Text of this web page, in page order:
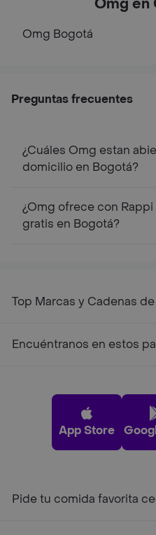
Omg en
Omg Bogotá
Preguntas frecuentes
¿Cuáles Omg estan
domicilio en Bogotá?
¿Omg ofrece con Rappi
gratis en Bogotá?
Top Marcas y Cadenas
Encuéntranos en estos
App Store
Pide tu comida favorita